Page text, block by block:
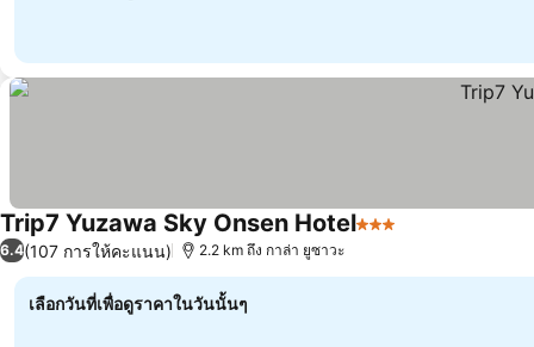
Trip7 Yuzawa Sky Onsen Hotel3 ดาว
6.4(107 การให้คะแนน) 2.2 km ถึง กาล่า ยูซาวะ
เลือกวันที่เพื่อดูราคาในวันนั้นๆ